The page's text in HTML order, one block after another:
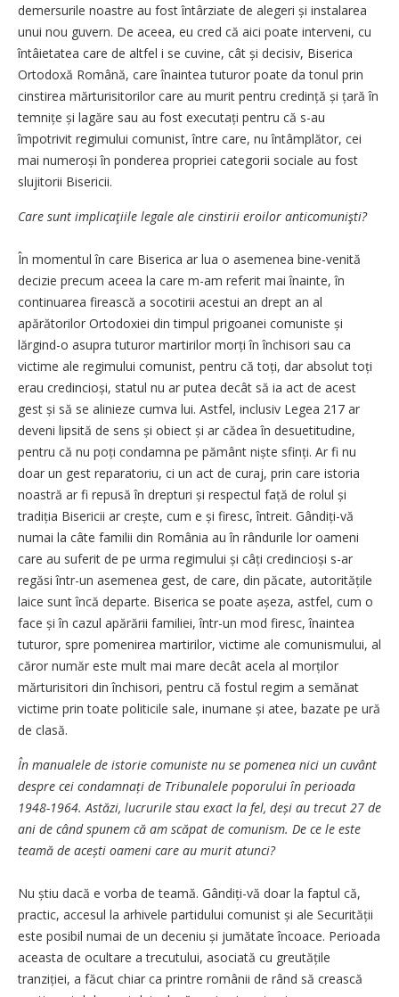
demersurile noastre au fost întârziate de alegeri și instalarea
unui nou guvern. De aceea, eu cred că aici poate interveni, cu
întâietatea care de altfel i se cuvine, cât și decisiv, Biserica
Ortodoxă Română, care înaintea tuturor poate da tonul prin
cinstirea mărturisitorilor care au murit pentru credință și țară în
temnițe și lagăre sau au fost executați pentru că s-au
împotrivit regimului comunist, între care, nu întâmplător, cei
mai numeroși în ponderea propriei categorii sociale au fost
slujitorii Bisericii.
Care sunt implicaţiile legale ale cinstirii eroilor anticomunişti?
În momentul în care Biserica ar lua o asemenea bine-venită
decizie precum aceea la care m-am referit mai înainte, în
continuarea firească a socotirii acestui an drept an al
apărătorilor Ortodoxiei din timpul prigoanei comuniste și
lărgind-o asupra tuturor martirilor morți în închisori sau ca
victime ale regimului comunist, pentru că toți, dar absolut toți
erau credin­cioși, statul nu ar putea decât să ia act de acest
gest și să se alinieze cumva lui. Astfel, inclusiv Legea 217 ar
deveni lipsită de sens și obiect și ar cădea în desuetitudine,
pentru că nu poți condamna pe pământ niște sfinți. Ar fi nu
doar un gest reparatoriu, ci un act de curaj, prin care istoria
noastră ar fi repusă în drepturi și respectul față de rolul și
tradiția Bisericii ar crește, cum e și firesc, întreit. Gândiți-vă
numai la câte familii din România au în rândurile lor oameni
care au suferit de pe urma regimului și câți credincioși s-ar
regăsi într-un asemenea gest, de care, din păcate, autoritățile
laice sunt încă departe. Biserica se poate așeza, astfel, cum o
face și în cazul apărării familiei, într-un mod firesc, înaintea
tuturor, spre pomenirea martirilor, victime ale comunismului, al
căror număr este mult mai mare decât acela al morților
mărturisitori din închisori, pentru că fostul regim a semănat
victime prin toate politicile sale, inumane și atee, bazate pe ură
de clasă.
În manualele de istorie comuniste nu se pomenea nici un cuvânt
despre cei con­dam­nați de Tribunalele popo­rului în perioada
1948-1964. Astăzi, lucrurile stau exact la fel, deși au trecut 27 de
ani de când spunem că am scăpat de comunism. De ce le este
teamă de acești oameni care au murit atunci?
Nu știu dacă e vorba de teamă. Gândiți-vă doar la faptul că,
practic, accesul la arhivele partidului comunist și ale Securității
este posibil numai de un deceniu și jumătate încoace. Perioada
aceasta de ocultare a trecutului, asociată cu greutățile
tranziției, a făcut chiar ca printre românii de rând să crească